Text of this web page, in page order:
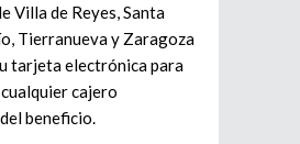
Villa de Reyes, Santa
Tierranueva y Zaragoza
tarjeta electrónica para
cajero
beneficio.